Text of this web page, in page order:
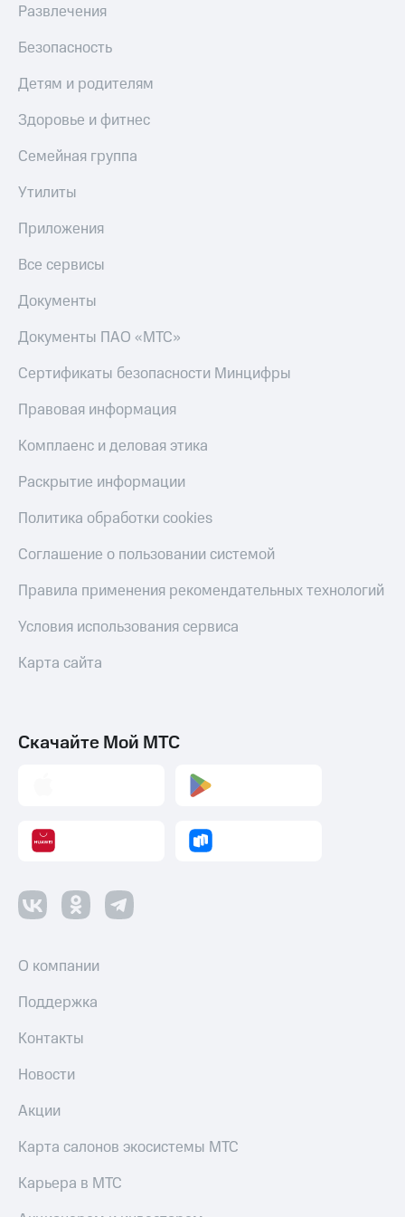
Развлечения
Безопасность
Детям и родителям
Здоровье и фитнес
Семейная группа
Утилиты
Приложения
Все сервисы
Документы
Документы ПАО «МТС»
Сертификаты безопасности Минцифры
Правовая информация
Комплаенс и деловая этика
Раскрытие информации
Политика обработки cookies
Соглашение о пользовании системой
Правила применения рекомендательных технологий
Условия использования сервиса
Карта сайта
Скачайте Мой МТС
О компании
Поддержка
Контакты
Новости
Акции
Карта салонов экосистемы МТС
Карьера в МТС